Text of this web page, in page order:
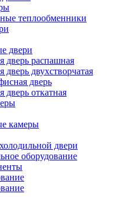
теплообменники
двери
дверь распашная
дверь двухстворчатая
дверь
дверь откатная
камеры
двери
оборудование